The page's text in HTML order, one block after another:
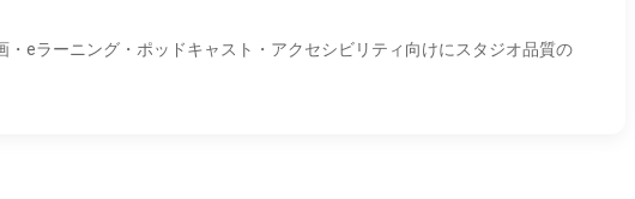
eラーニング・ポッドキャスト・アクセシビリティ向けにスタジオ品質の